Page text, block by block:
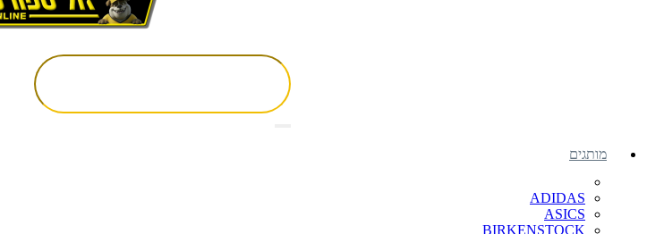
מותגים
ADIDAS
ASICS
BIRKENSTOCK